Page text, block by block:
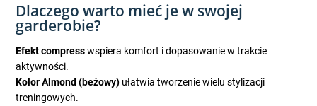
Dlaczego warto mieć je w swojej
garderobie?
Efekt compresswspiera komfort i dopasowanie w trakcie
aktywności.
Kolor Almond (beżowy) ułatwia tworzenie wielu stylizacji
treningowych.